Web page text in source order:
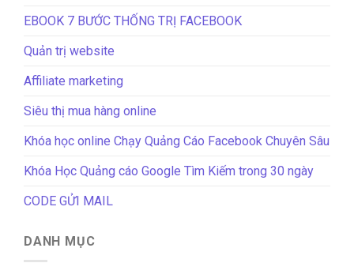
EBOOK 7 BƯỚC THỐNG TRỊ FACEBOOK
Quản trị website
Affiliate marketing
Siêu thị mua hàng online
Khóa học online Chạy Quảng Cáo Facebook Chuyên Sâu
Khóa Học Quảng cáo Google Tìm Kiếm trong 30 ngày
CODE GỬI MAIL
DANH MỤC